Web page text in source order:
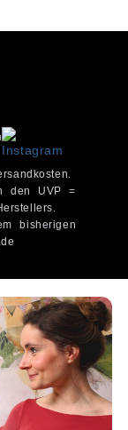
den UVP =
bisherigen